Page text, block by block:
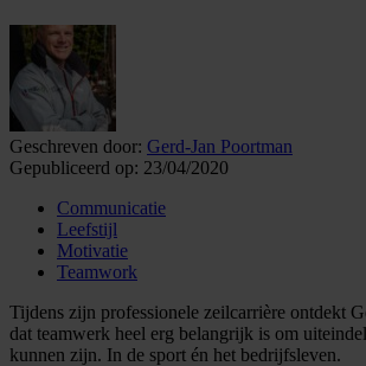
Geschreven door: Gerd-Jan Poortman
Gepubliceerd op: 23/04/2020
Communicatie
Leefstijl
Motivatie
Teamwork
Tijdens zijn professionele zeilcarrière ontdekt
dat teamwerk heel erg belangrijk is om
kunnen zijn. In de sport én het bedrijfsleven.